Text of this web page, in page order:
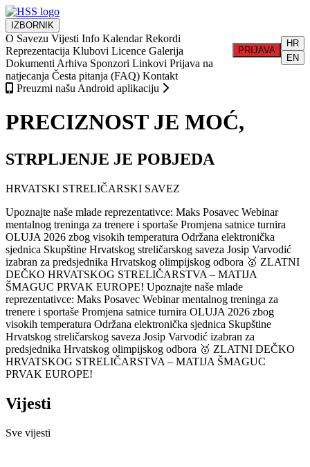
IZBORNIK
O Savezu Vijesti Info Kalendar Rekordi
Reprezentacija Klubovi Licence Galerija
Dokumenti Arhiva Sponzori Linkovi Prijava na
natjecanja Česta pitanja (FAQ) Kontakt
PRIJAVA
HR
EN
Preuzmi našu Android aplikaciju
PRECIZNOST JE MOĆ,
STRPLJENJE JE POBJEDA
HRVATSKI STRELIČARSKI SAVEZ
Upoznajte naše mlade reprezentativce: Maks Posavec Webinar
mentalnog treninga za trenere i sportaše Promjena satnice turnira
OLUJA 2026 zbog visokih temperatura Održana elektronička
sjednica Skupštine Hrvatskog streličarskog saveza Josip Varvodić
izabran za predsjednika Hrvatskog olimpijskog odbora 🥇 ZLATNI
DEČKO HRVATSKOG STRELIČARSTVA – MATIJA
ŠMAGUC PRVAK EUROPE! Upoznajte naše mlade
reprezentativce: Maks Posavec Webinar mentalnog treninga za
trenere i sportaše Promjena satnice turnira OLUJA 2026 zbog
visokih temperatura Održana elektronička sjednica Skupštine
Hrvatskog streličarskog saveza Josip Varvodić izabran za
predsjednika Hrvatskog olimpijskog odbora 🥇 ZLATNI DEČKO
HRVATSKOG STRELIČARSTVA – MATIJA ŠMAGUC
PRVAK EUROPE!
Vijesti
Sve vijesti